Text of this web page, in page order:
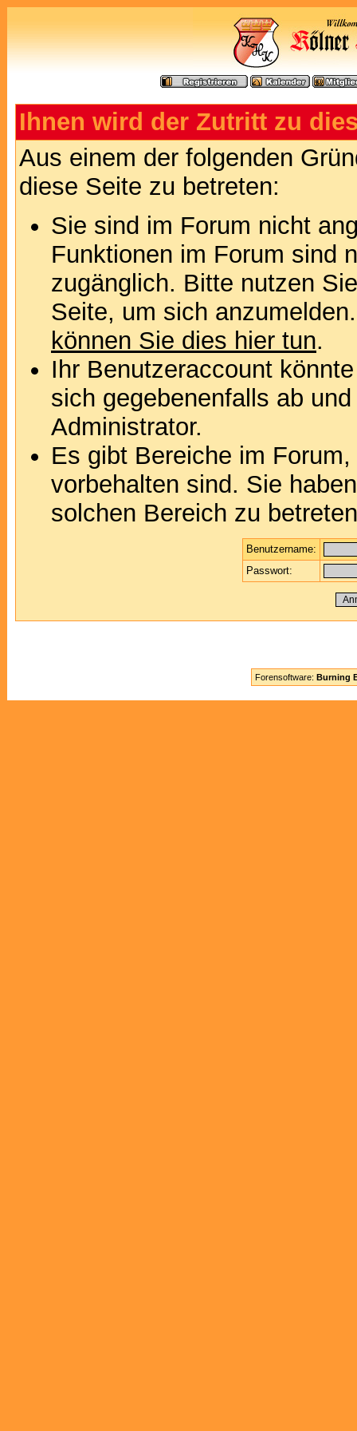
Ihnen wird der Zutritt zu
Aus einem der folgenden
diese Seite zu betreten:
Sie sind im Forum nicht
Funktionen im Forum sind
zugänglich. Bitte nutzen
Seite, um sich
können Sie dies hier tun.
Ihr Benutzeraccount
sich gegebenenfalls ab
Administrator.
Es gibt Bereiche im
vorbehalten sind. Sie
solchen Bereich zu
Benutzername:
Passwort:
Forensoftware: Burning